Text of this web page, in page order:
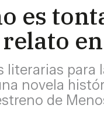
es
literarias para
novela
de